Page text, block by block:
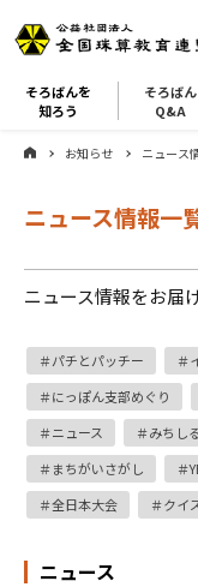
そろばんを
知ろう
そろばん
Q&A
お知らせ ニュース
ニュース情報一
ニュース情報をお届
パチとパッチー
にっぽん支部めぐり
ニュース
みちし
まちがいさがし
全日本大会
クイ
ニュース